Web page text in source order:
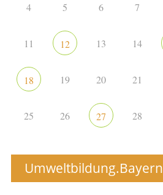
4 5 6 7
11 12 13 14
18 19 20 21
25 26 27 28
Umweltbildung.Bayern